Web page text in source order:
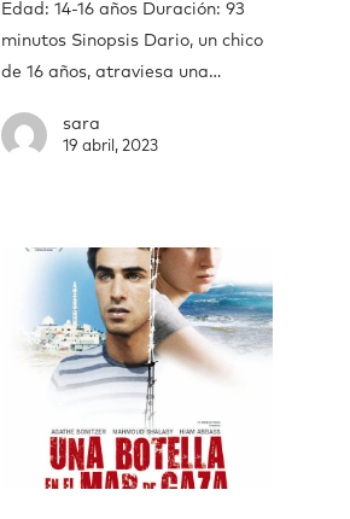
Edad: 14-16 años Duración: 93
minutos Sinopsis Dario, un chico
de 16 años, atraviesa una…
sara
19 abril, 2023